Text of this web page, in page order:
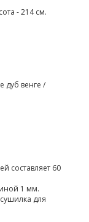
- 214 см.
дуб венге /
составляет 60
1 мм.
для